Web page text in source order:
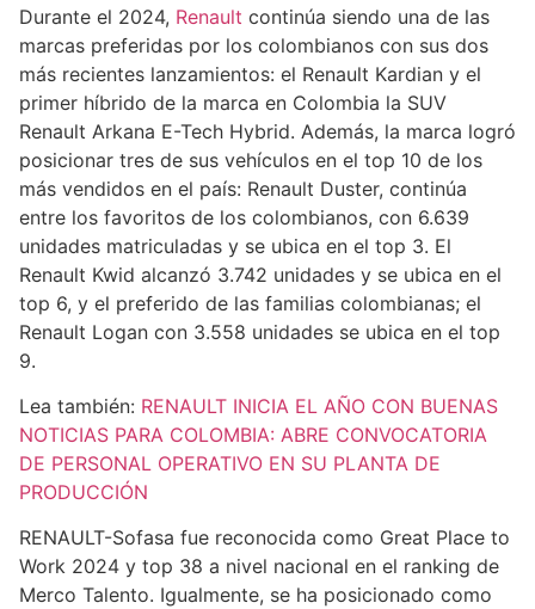
Durante el 2024, Renault continúa siendo una de las
marcas preferidas por los colombianos con sus dos
más recientes lanzamientos: el Renault Kardian y el
primer híbrido de la marca en Colombia la SUV
Renault Arkana E-Tech Hybrid. Además, la marca logró
posicionar tres de sus vehículos en el top 10 de los
más vendidos en el país: Renault Duster, continúa
entre los favoritos de los colombianos, con 6.639
unidades matriculadas y se ubica en el top 3. El
Renault Kwid alcanzó 3.742 unidades y se ubica en el
top 6, y el preferido de las familias colombianas; el
Renault Logan con 3.558 unidades se ubica en el top
9.
Lea también: RENAULT INICIA EL AÑO CON BUENAS
NOTICIAS PARA COLOMBIA: ABRE CONVOCATORIA
DE PERSONAL OPERATIVO EN SU PLANTA DE
PRODUCCIÓN
RENAULT-Sofasa fue reconocida como Great Place to
Work 2024 y top 38 a nivel nacional en el ranking de
Merco Talento. Igualmente, se ha posicionado como